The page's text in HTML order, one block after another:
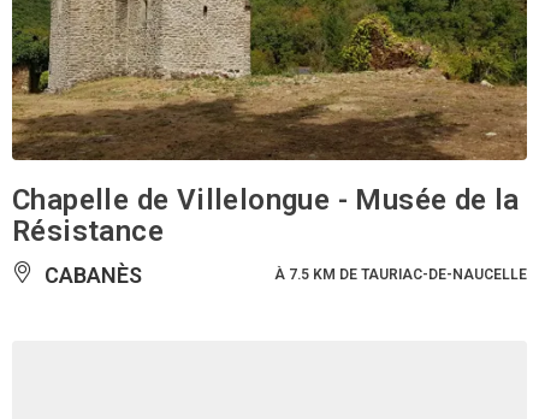
Chapelle de Villelongue - Musée de la
Résistance
CABANÈS À 7.5 KM DE TAURIAC-DE-NAUCELLE